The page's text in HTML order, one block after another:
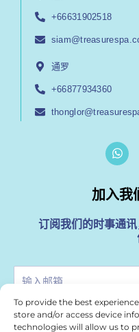
To provide the best
store and/or access device
technologies will allow us to
+66631902518
通罗
+66877934360
W
h
a
s
a
p
p
加入我
订阅我们的时事通
Email